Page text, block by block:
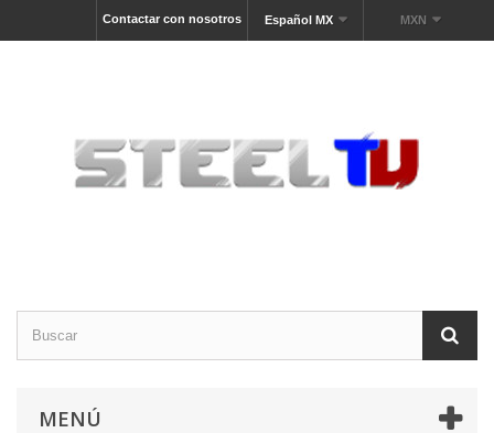
MXN
Español MX
Contactar con nosotros
MENÚ